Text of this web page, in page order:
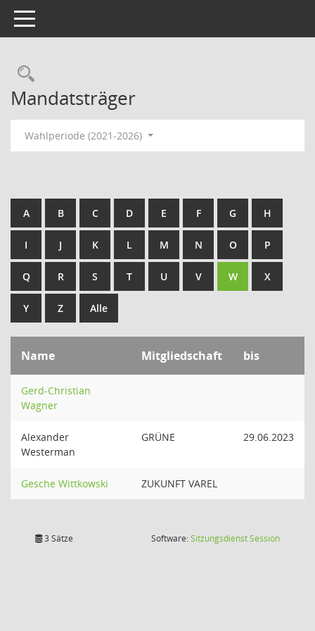
Toggle navigation
Rechercheauswahl
Mandatsträger
Wahlperiode (2021-2026)
A B C D E F G H
I J K L M N O P
Q R S T U V W X
Y Z Alle
Name Mitgliedschaft bis
Gerd-Christian
Wagner
Alexander
Westerman
GRÜNE 29.06.2023
Gesche Wittkowski ZUKUNFT VAREL
3 Sätze Software:SitzungsdienstSession(Wird in